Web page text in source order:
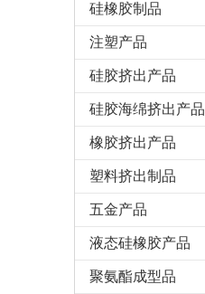
硅橡胶制品
注塑产品
硅胶挤出产品
硅胶海绵挤出产品
橡胶挤出产品
塑料挤出制品
五金产品
液态硅橡胶产品
聚氨酯成型品